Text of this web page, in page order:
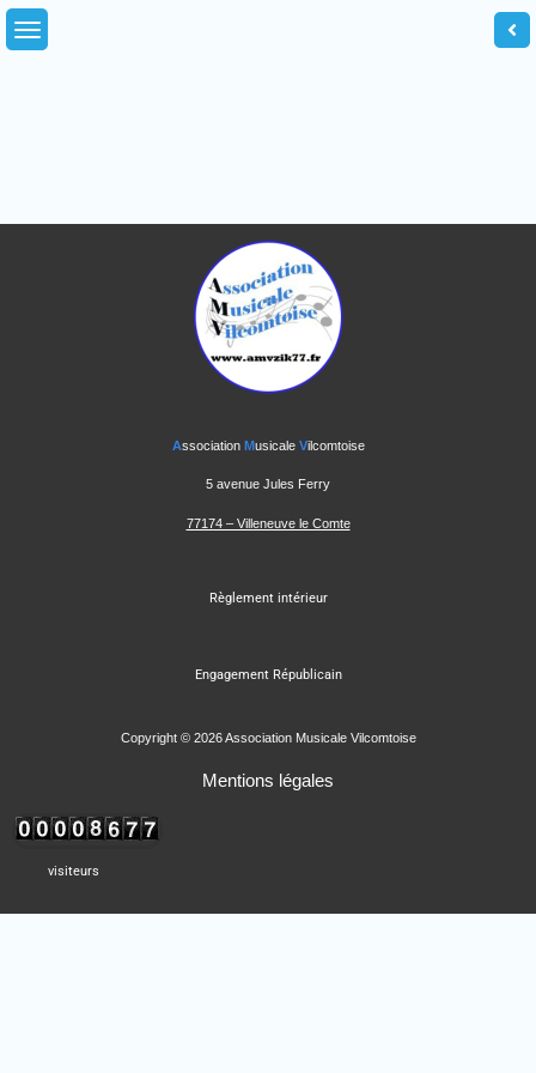
Association Musicale Vilcomtoise
5 avenue Jules Ferry
77174 – Villeneuve le Comte
Règlement intérieur
Engagement Républicain
Copyright © 2026 Association Musicale Vilcomtoise
Mentions légales
visiteurs